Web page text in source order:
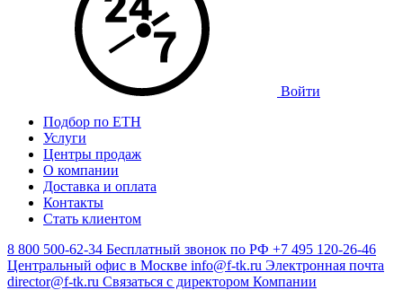
Войти
Подбор по ЕТН
Услуги
Центры продаж
О компании
Доставка и оплата
Контакты
Стать клиентом
8 800 500-62-34 Бесплатный звонок по РФ +7 495 120-26-46
Центральный офис в Москве info@f-tk.ru Электронная почта
director@f-tk.ru Связаться с директором Компании